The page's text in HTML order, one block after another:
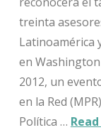
treinta
Latinoamérica
en
2012, un
en la Red
Política …